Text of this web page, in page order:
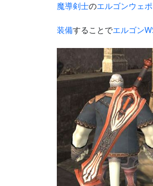
魔導剣士のエルゴンウェ
装備することでエルゴン